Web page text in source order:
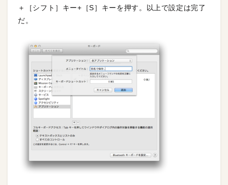
＋［シフト］キー+［S］キーを押す。以上で設定は完了
だ。